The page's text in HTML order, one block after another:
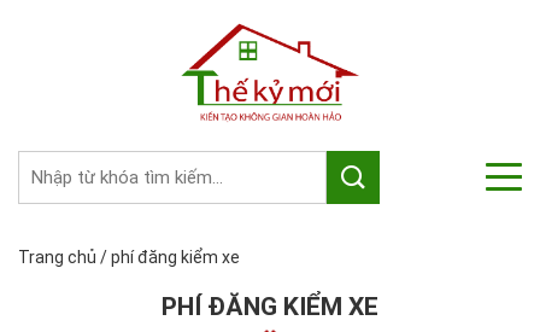
Trang chủ /phí đăng kiểm xe
PHÍ ĐĂNG KIỂM XE